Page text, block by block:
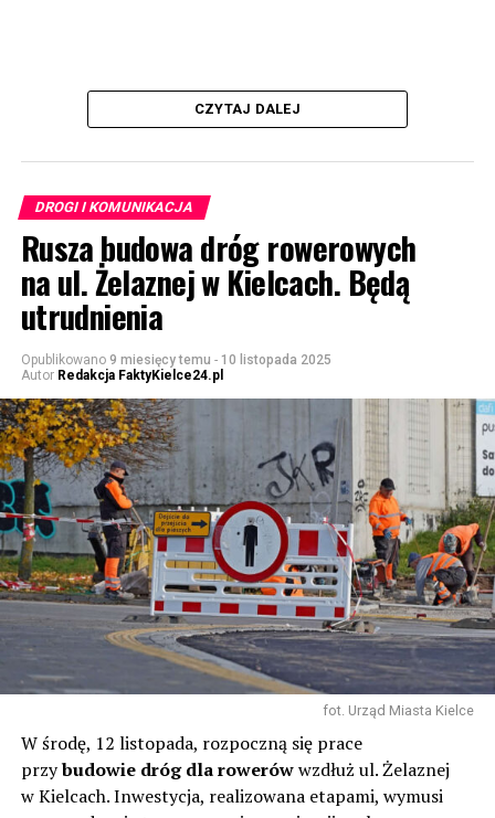
CZYTAJ DALEJ
DROGI I KOMUNIKACJA
Rusza budowa dróg rowerowych
na ul. Żelaznej w Kielcach. Będą
utrudnienia
Opublikowano 9 miesięcy temu - 10 listopada 2025
Autor Redakcja FaktyKielce24.pl
fot. Urząd Miasta Kielce
W środę, 12 listopada, rozpoczną się prace
przybudowie dróg dla rowerówwzdłuż ul. Żelaznej
w Kielcach. Inwestycja, realizowana etapami, wymusi